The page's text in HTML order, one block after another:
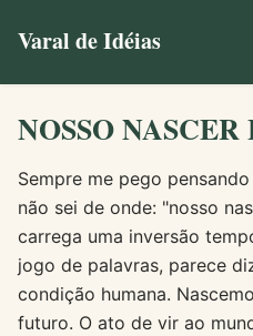
Varal de Idéias
NOSSO
Sempre me pego
não sei de onde: "nosso
carrega uma inversão
jogo de palavras, parece
condição humana.
futuro. O ato de vir ao